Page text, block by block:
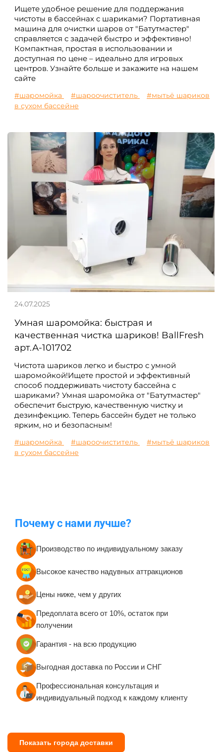
Ищете удобное решение для поддержания
чистоты в бассейнах с шариками? Портативная
машина для очистки шаров от "Батутмастер"
справляется с задачей быстро и эффективно!
Компактная, простая в использовании и
доступная по цене – идеально для игровых
центров. Узнайте больше и закажите на нашем
сайте
#шаромойка #шароочиститель
#мытьё шариков
в сухом бассейне
Умная шаромойка: быстрая и
качественная чистка шариков! BallFresh
арт.А-101702
Чистота шариков легко и быстро с умной
шаромойкой!Ищете простой и эффективный
способ поддерживать чистоту бассейна с
шариками? Умная шаромойка от "Батутмастер"
обеспечит быструю, качественную чистку и
дезинфекцию. Теперь бассейн будет не только
ярким, но и безопасным!
24.07.2025
#шаромойка #шароочиститель
#мытьё шариков
в сухом бассейне
Почему с нами лучше?
Производство по индивидуальному заказу
Высокое качество надувных аттракционов
Цены ниже, чем у других
Предоплата всего от 10%, остаток при
получении
Гарантия - на всю продукцию
Выгодная доставка по России и СНГ
Профессиональная консультация и
индивидуальный подход к каждому клиенту
Показать города доставки